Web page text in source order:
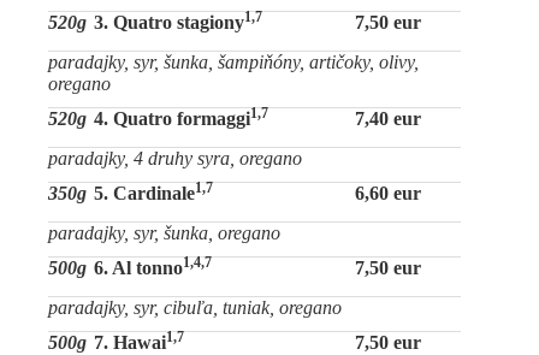
520g 3. Quatro stagiony1,7
7,50 eur
paradajky, syr, šunka, šampiňóny, artičoky, olivy,
oregano
520g 4. Quatro formaggi1,7
7,40 eur
paradajky, 4 druhy syra, oregano
350g 5. Cardinale1,7
6,60 eur
paradajky, syr, šunka, oregano
500g 6. Al tonno1,4,7
7,50 eur
paradajky, syr, cibuľa, tuniak, oregano
500g 7. Hawai1,7
7,50 eur